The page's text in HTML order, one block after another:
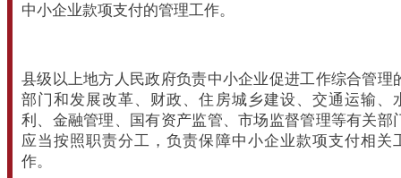
中小企业款项支付的管理工作。
县级以上地方人民政府负责中小企业促进工作综合管理
部门和发展改革、财政、住房城乡建设、交通运输、
利、金融管理、国有资产监管、市场监督管理等有关部
应当按照职责分工，负责保障中小企业款项支付相关
作。